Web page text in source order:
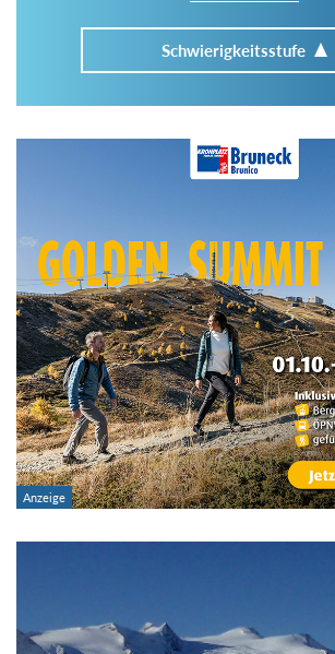
Schwierigkeitsstufe
Im Tourenarchiv suchen
Region:
Gebirge:
Art der Tour:
Kondition (Tourdauer):